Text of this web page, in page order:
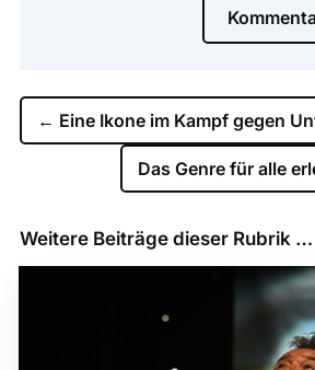
← Eine Ikone im Kampf gegen
Das Genre für alle
Weitere Beiträge dieser Rubrik …